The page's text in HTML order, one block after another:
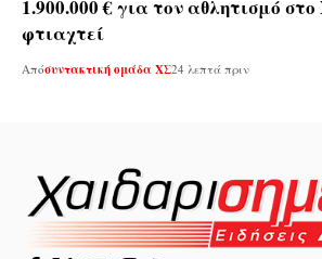
1.900.000 € για τον αθλητισμό
φτιαχτεί
Απόσυντακτική ομάδα ΧΣ24 λεπτά πριν